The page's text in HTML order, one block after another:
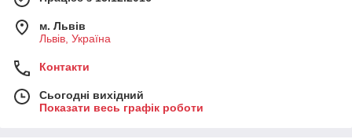
м. Львів
Львів, Україна
Контакти
Сьогодні вихідний
Показати весь графік роботи